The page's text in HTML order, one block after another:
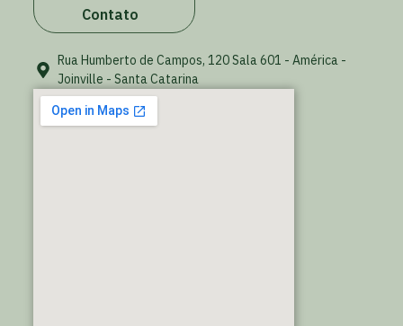
Contato
Rua Humberto de Campos, 120 Sala 601 - América -
Joinville - Santa Catarina